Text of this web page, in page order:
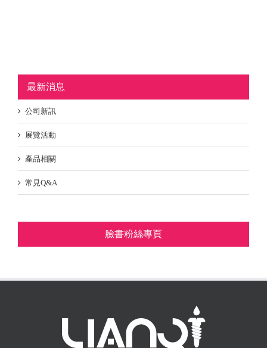
最新消息
公司新訊
展覽活動
產品相關
常見Q&A
臉書粉絲專頁